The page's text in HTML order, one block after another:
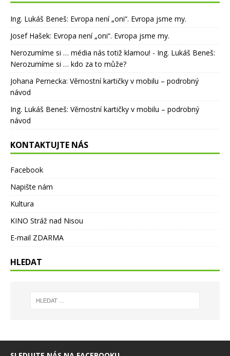
Ing. Lukáš Beneš: Evropa není „oni“. Evropa jsme my.
Josef Hašek: Evropa není „oni“. Evropa jsme my.
Nerozumíme si … média nás totiž klamou! - Ing. Lukáš Beneš:
Nerozumíme si … kdo za to může?
Johana Pernecka: Věrnostní kartičky v mobilu – podrobný
návod
Ing. Lukáš Beneš: Věrnostní kartičky v mobilu – podrobný
návod
KONTAKTUJTE NÁS
Facebook
Napište nám
Kultura
KINO Stráž nad Nisou
E-mail ZDARMA
HLEDAT